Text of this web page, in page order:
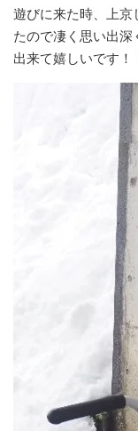
遊びに来た時、上京
たので凄く思い出
出来て嬉しいです！